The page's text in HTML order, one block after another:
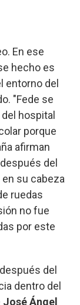
En ese
hecho es
entorno del
"Fede se
hospital
porque
afirman
del
su cabeza
ruedas
no fue
por este
del
dentro del
José Ángel